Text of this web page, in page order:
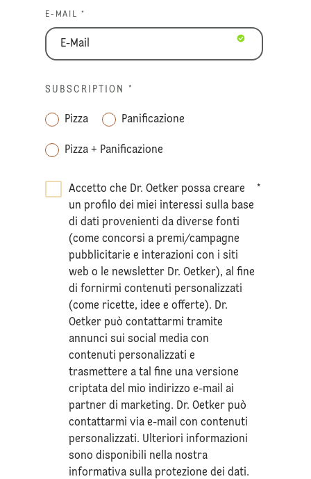
E-MAIL *
SUBSCRIPTION *
Pizza Panificazione
Pizza + Panificazione
Accetto che Dr. Oetker possa creare
un profilo dei miei interessi sulla base
di dati provenienti da diverse fonti
(come concorsi a premi/campagne
pubblicitarie e interazioni con i siti
web o le newsletter Dr. Oetker), al fine
di fornirmi contenuti personalizzati
(come ricette, idee e offerte). Dr.
Oetker può contattarmi tramite
annunci sui social media con
contenuti personalizzati e
trasmettere a tal fine una versione
criptata del mio indirizzo e-mail ai
partner di marketing. Dr. Oetker può
contattarmi via e-mail con contenuti
personalizzati. Ulteriori informazioni
sono disponibili nella nostra
informativa sullaprotezione dei dati.
*